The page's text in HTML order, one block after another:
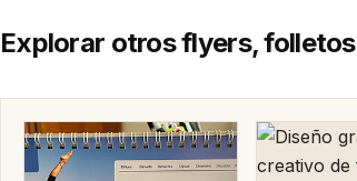
Explorar otros flyers,